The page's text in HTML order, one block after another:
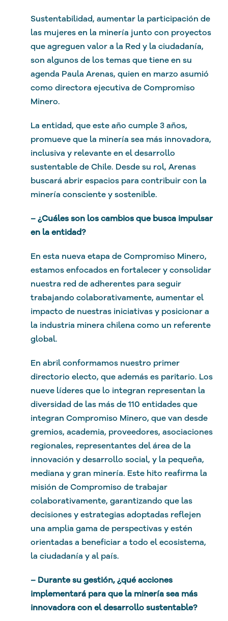
Sustentabilidad, aumentar la participación de
las mujeres en la minería junto con proyectos
que agreguen valor a la Red y la ciudadanía,
son algunos de los temas que tiene en su
agenda Paula Arenas, quien en marzo asumió
como directora ejecutiva de Compromiso
Minero.
La entidad, que este año cumple 3 años,
promueve que la minería sea más innovadora,
inclusiva y relevante en el desarrollo
sustentable de Chile. Desde su rol, Arenas
buscará abrir espacios para contribuir con la
minería consciente y sostenible.
– ¿Cuáles son los cambios que busca impulsar
en la entidad?
En esta nueva etapa de Compromiso Minero,
estamos enfocados en fortalecer y consolidar
nuestra red de adherentes para seguir
trabajando colaborativamente, aumentar el
impacto de nuestras iniciativas y posicionar a
la industria minera chilena como un referente
global.
En abril conformamos nuestro primer
directorio electo, que además es paritario. Los
nueve líderes que lo integran representan la
diversidad de las más de 110 entidades que
integran Compromiso Minero, que van desde
gremios, academia, proveedores, asociaciones
regionales, representantes del área de la
innovación y desarrollo social, y la pequeña,
mediana y gran minería. Este hito reafirma la
misión de Compromiso de trabajar
colaborativamente, garantizando que las
decisiones y estrategias adoptadas reflejen
una amplia gama de perspectivas y estén
orientadas a beneficiar a todo el ecosistema,
la ciudadanía y al país.
– Durante su gestión, ¿qué acciones
implementará para que la minería sea más
innovadora con el desarrollo sustentable?